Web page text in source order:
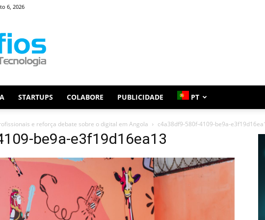
6, 2026
STARTUPS COLABORE PUBLICIDADE PT
e reforça debate sobre o digital em Angola c4a38df9-580f-4109-be9a-
be9a-e3f19d16ea13